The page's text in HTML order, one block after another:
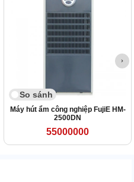
So sánh
Máy hút ẩm công nghiệp FujiE HM-
2500DN
55000000